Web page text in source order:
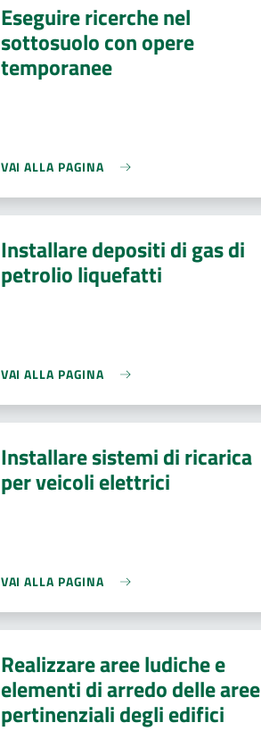
Eseguire ricerche nel
sottosuolo con opere
temporanee
VAI ALLA PAGINA
Installare depositi di gas di
petrolio liquefatti
VAI ALLA PAGINA
Installare sistemi di ricarica
per veicoli elettrici
VAI ALLA PAGINA
Realizzare aree ludiche e
elementi di arredo delle aree
pertinenziali degli edifici